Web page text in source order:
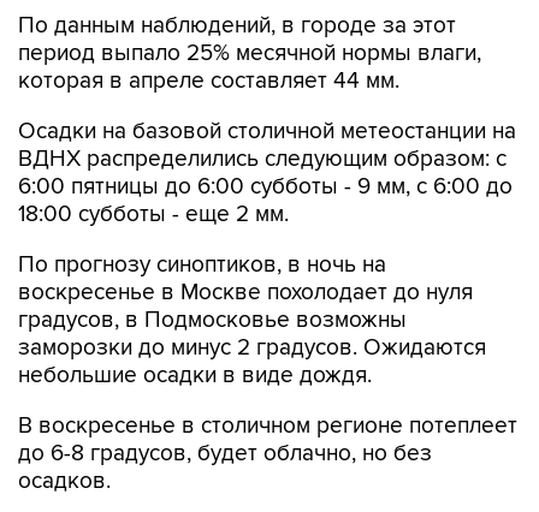
По данным наблюдений, в городе за этот
период выпало 25% месячной нормы влаги,
которая в апреле составляет 44 мм.
Осадки на базовой столичной метеостанции на
ВДНХ распределились следующим образом: с
6:00 пятницы до 6:00 субботы - 9 мм, с 6:00 до
18:00 субботы - еще 2 мм.
По прогнозу синоптиков, в ночь на
воскресенье в Москве похолодает до нуля
градусов, в Подмосковье возможны
заморозки до минус 2 градусов. Ожидаются
небольшие осадки в виде дождя.
В воскресенье в столичном регионе потеплеет
до 6-8 градусов, будет облачно, но без
осадков.